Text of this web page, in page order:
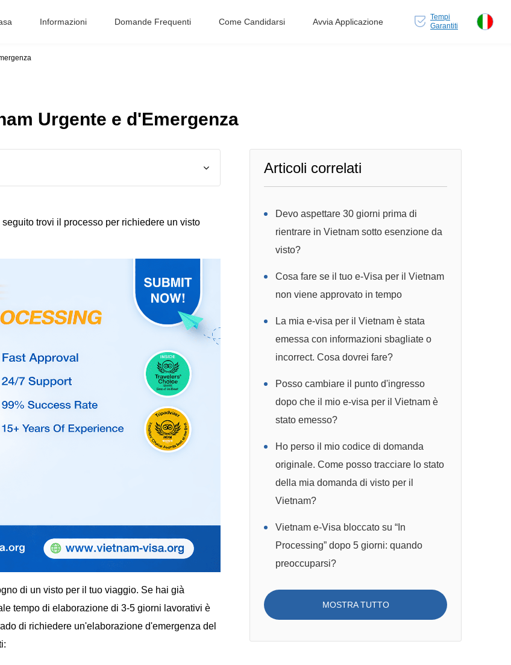
Informazioni Domande Frequenti Come Candidarsi Avvia Applicazione
Tempi
Garantiti
Urgente e d'Emergenza
trovi il processo per richiedere un visto
di un visto per il tuo viaggio. Se hai già
tempo di elaborazione di 3-5 giorni lavorativi è
di richiedere un'elaborazione d'emergenza del
Articoli correlati
Devo aspettare 30 giorni prima di
rientrare in Vietnam sotto esenzione da
visto?
Cosa fare se il tuo e-Visa per il Vietnam
non viene approvato in tempo
La mia e-visa per il Vietnam è stata
emessa con informazioni sbagliate o
incorrect. Cosa dovrei fare?
Posso cambiare il punto d'ingresso
dopo che il mio e-visa per il Vietnam è
stato emesso?
Ho perso il mio codice di domanda
originale. Come posso tracciare lo stato
della mia domanda di visto per il
Vietnam?
Vietnam e-Visa bloccato su “In
Processing” dopo 5 giorni: quando
preoccuparsi?
MOSTRA TUTTO